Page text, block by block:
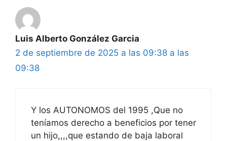
Luis Alberto González Garcia
2 de septiembre de 2025 a las 09:38 a las
09:38
Y los AUTONOMOS del 1995 ,Que no
teníamos derecho a beneficios por tener
un hijo,,,,que estando de baja laboral